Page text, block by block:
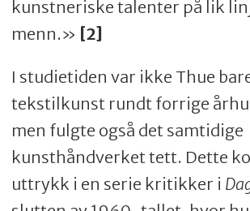
kunstneriske talenter på lik
menn.» [2]
I studietiden var ikke Thue
tekstilkunst rundt forrige
men fulgte også det samtidige
kunsthåndverket tett. Dette
uttrykk i en serie kritikker i